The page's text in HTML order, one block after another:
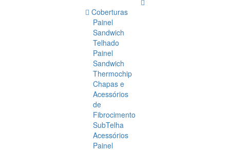
Coberturas
Painel
Sandwich
Telhado
Painel
Sandwich
Thermochip
Chapas e
Acessórios
de
Fibrocimento
SubTelha
Acessórios
Painel